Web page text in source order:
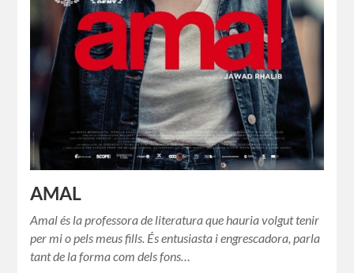
AMAL
Amal és la professora de literatura que hauria volgut tenir
per mi o pels meus fills. És entusiasta i engrescadora, parla
tant de la forma com dels fons…